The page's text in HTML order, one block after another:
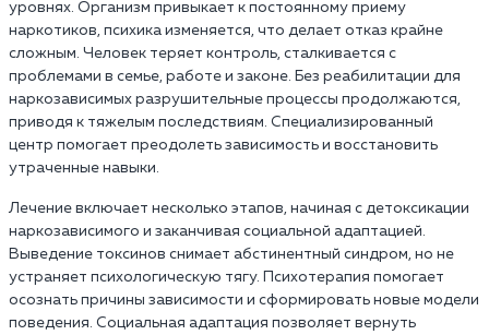
уровнях. Организм привыкает к постоянному приему
наркотиков, психика изменяется, что делает отказ крайне
сложным. Человек теряет контроль, сталкивается с
проблемами в семье, работе и законе. Без реабилитации для
наркозависимых разрушительные процессы продолжаются,
приводя к тяжелым последствиям. Специализированный
центр помогает преодолеть зависимость и восстановить
утраченные навыки.
Лечение включает несколько этапов, начиная с детоксикации
наркозависимого и заканчивая социальной адаптацией.
Выведение токсинов снимает абстинентный синдром, но не
устраняет психологическую тягу. Психотерапия помогает
осознать причины зависимости и сформировать новые модели
поведения. Социальная адаптация позволяет вернуть